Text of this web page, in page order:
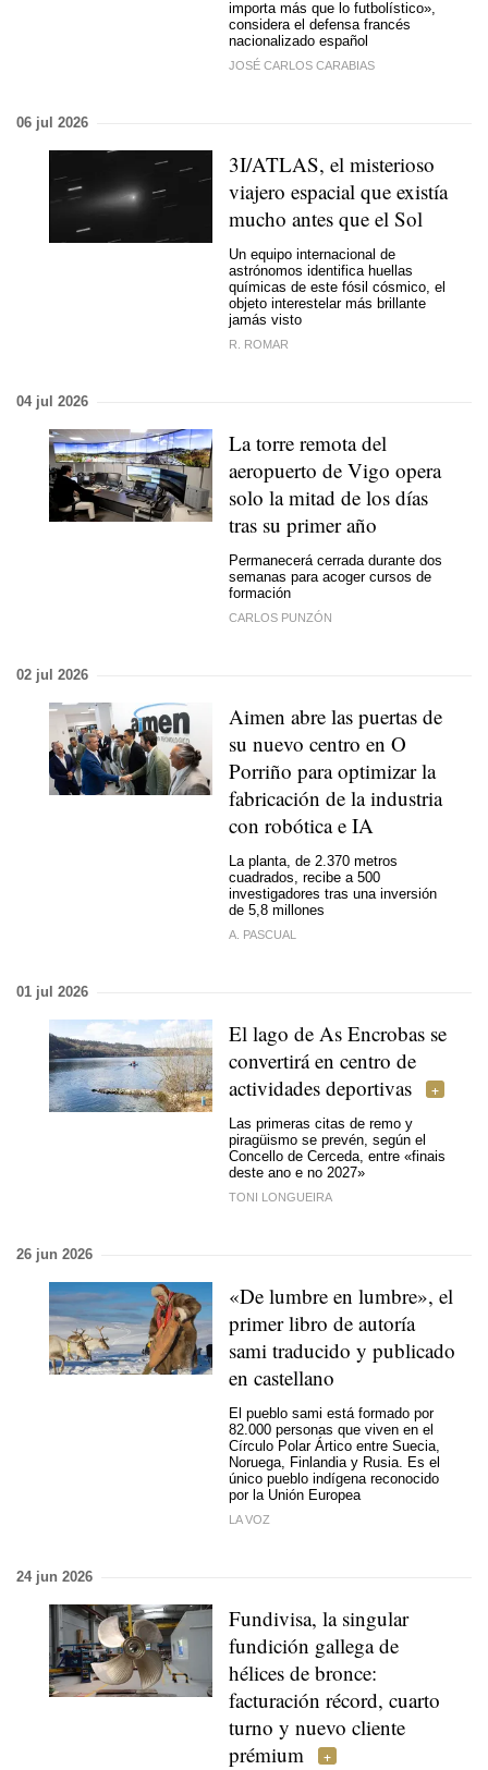
importa más que lo futbolístico»,
considera el defensa francés
nacionalizado español
JOSÉ CARLOS CARABIAS
06 jul 2026
3I/ATLAS, el misterioso
viajero espacial que existía
mucho antes que el Sol
Un equipo internacional de
astrónomos identifica huellas
químicas de este fósil cósmico, el
objeto interestelar más brillante
jamás visto
R. ROMAR
04 jul 2026
La torre remota del
aeropuerto de Vigo opera
solo la mitad de los días
tras su primer año
Permanecerá cerrada durante dos
semanas para acoger cursos de
formación
CARLOS PUNZÓN
02 jul 2026
Aimen abre las puertas de
su nuevo centro en O
Porriño para optimizar la
fabricación de la industria
con robótica e IA
La planta, de 2.370 metros
cuadrados, recibe a 500
investigadores tras una inversión
de 5,8 millones
A. PASCUAL
01 jul 2026
El lago de As Encrobas se
convertirá en centro de
actividades deportivas
Las primeras citas de remo y
piragüismo se prevén, según el
Concello de Cerceda, entre «finais
deste ano e no 2027»
TONI LONGUEIRA
26 jun 2026
«De lumbre en lumbre», el
primer libro de autoría
sami traducido y publicado
en castellano
El pueblo sami está formado por
82.000 personas que viven en el
Círculo Polar Ártico entre Suecia,
Noruega, Finlandia y Rusia. Es el
único pueblo indígena reconocido
por la Unión Europea
LA VOZ
24 jun 2026
Fundivisa, la singular
fundición gallega de
hélices de bronce:
facturación récord, cuarto
turno y nuevo cliente
prémium